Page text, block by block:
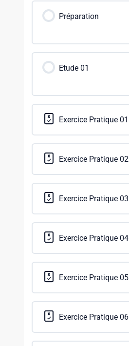
Préparation
Etude 01
Exercice Pratique 01
Exercice Pratique 02
Exercice Pratique 03
Exercice Pratique 04
Exercice Pratique 05
Exercice Pratique 06